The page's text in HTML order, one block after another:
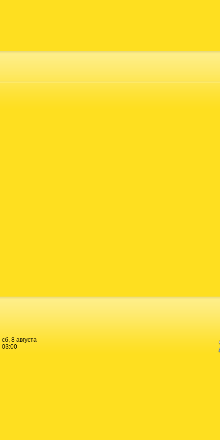
сб, 8 августа
03:00